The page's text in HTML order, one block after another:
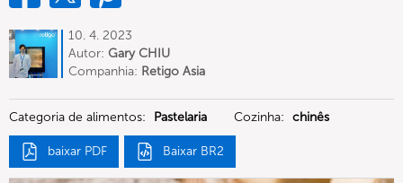
10. 4. 2023
Autor: Gary CHIU
Companhia: Retigo Asia
Categoria de alimentos: Pastelaria Cozinha: chinês
baixar PDF Baixar BR2